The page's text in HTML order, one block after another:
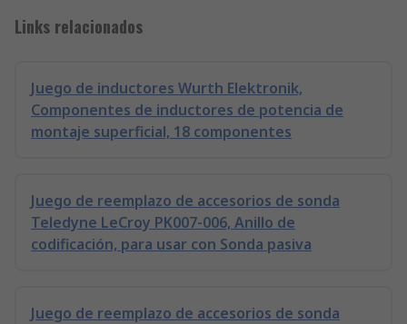
Links relacionados
Juego de inductores Wurth Elektronik,
Componentes de inductores de potencia de
montaje superficial, 18 componentes
Juego de reemplazo de accesorios de sonda
Teledyne LeCroy PK007-006, Anillo de
codificación, para usar con Sonda pasiva
Juego de reemplazo de accesorios de sonda